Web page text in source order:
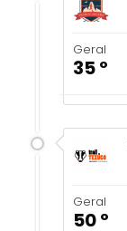
Geral
35 º
Geral
50 º